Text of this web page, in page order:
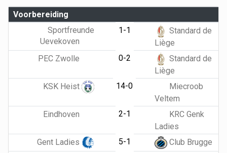
Voorbereiding
Sportfreunde
Uevekoven
1-1
Standard de
Liège
PEC Zwolle
0-2
Standard de
Liège
KSK Heist
14-0
Miecroob
Veltem
Eindhoven
2-1
KRC Genk
Ladies
Gent Ladies
5-1
Club Brugge